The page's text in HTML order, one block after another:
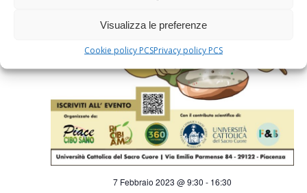
Visualizza le preferenze
Cookie policy PCSPrivacy policy PCS
e
r
c
a
e
N
v
7 Febbraio 2023 @ 9:30 - 16:30